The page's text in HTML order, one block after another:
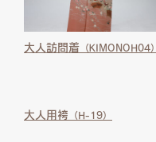
大人訪問着 （KIMONOH04）
大人用袴 （H-19）